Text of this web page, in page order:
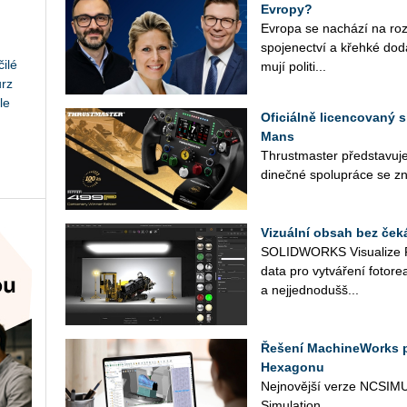
Evropy?
Ev­ro­pa se na­chá­zí na
spo­je­nec­tví a křeh­ké
mu­jí po­li­ti­...
Oficiálně licencovaný
Mans
Thrust­mas­ter
di­neč­né spo­lu­prá­ce se
Vizuální obsah bez
SO­LID­WORKS
data pro vy­tvá­ře­ní
a nej­jed­no­duš­š...
Řešení MachineWorks
Hexagonu
Nej­no­věj­ší verze